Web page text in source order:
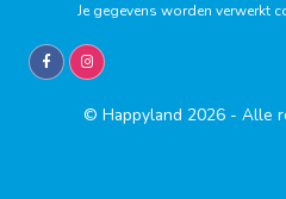
Je gegevens worden verwerkt
© Happyland 2026 - Alle